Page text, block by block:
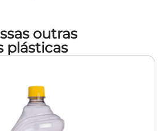
outras
plásticas